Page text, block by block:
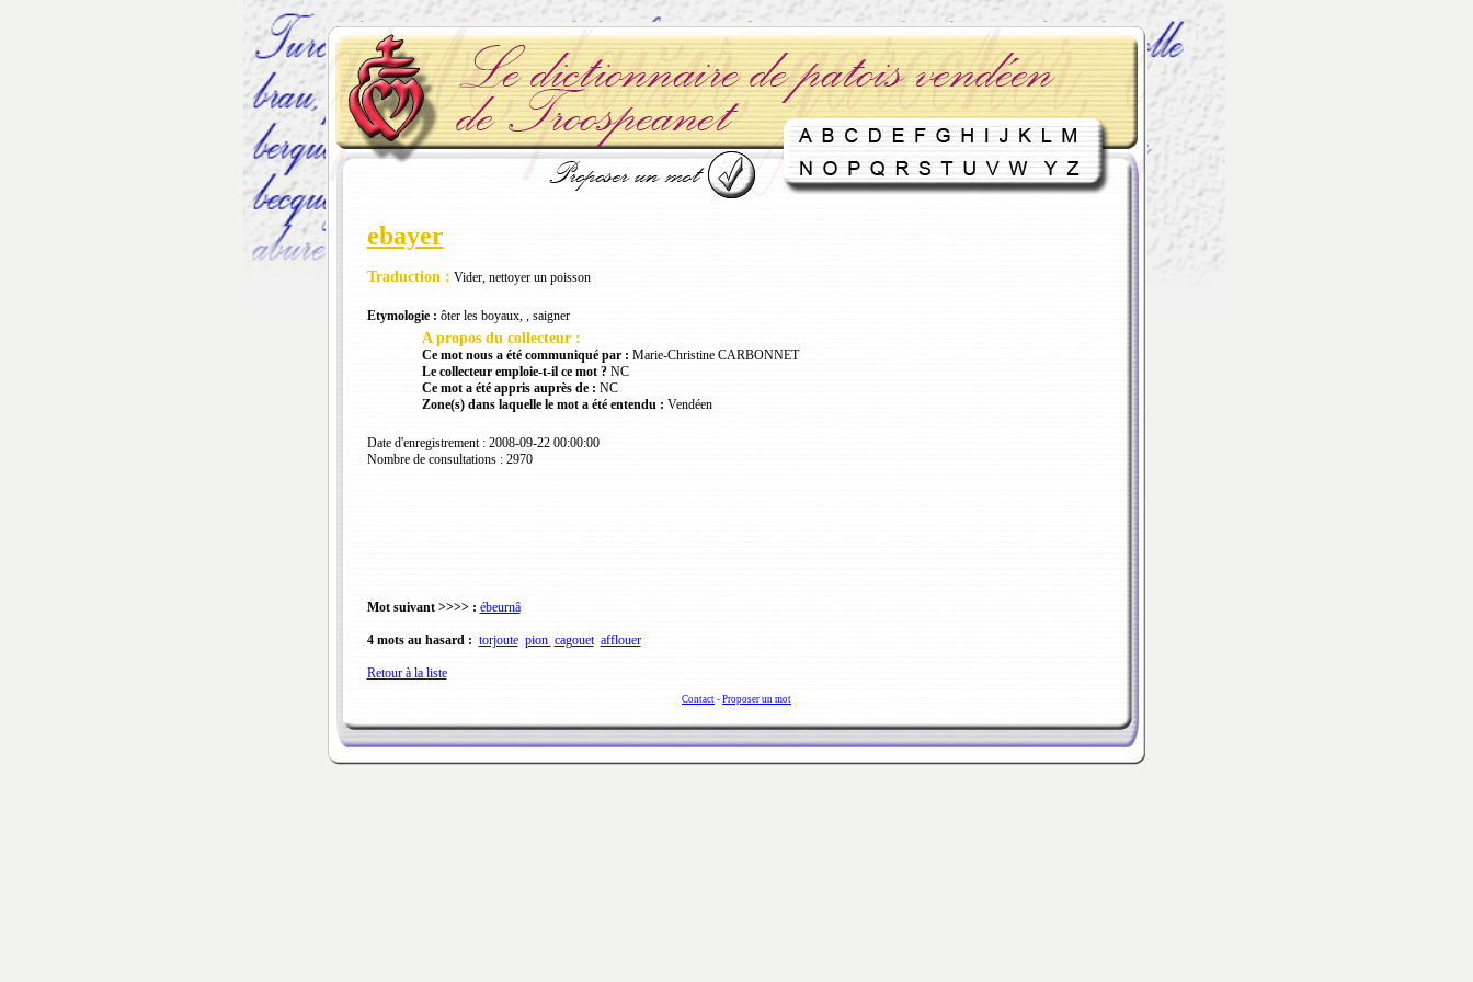
ebayer
Traduction : Vider, nettoyer un poisson
Etymologie : ôter les boyaux, , saigner
A propos du collecteur :
Ce mot nous a été communiqué par : Marie-Christine CARBONNET
Le collecteur emploie-t-il ce mot ?NC
Ce mot a été appris auprès de : NC
Zone(s) dans laquelle le mot a été entendu : Vendéen
Date d'enregistrement : 2008-09-22 00:00:00
Nombre de consultations : 2970
Mot suivant >>>> : ébeurnâ
4 mots au hasard : torjoute pion cagouet afflouer
Retour à la liste
Contact - Proposer un mot